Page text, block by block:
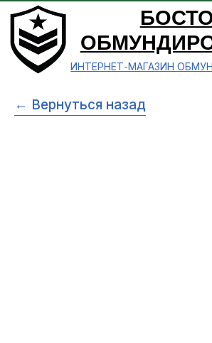
БОСТОН
ОБМУНДИРОВАНИЕ
ИНТЕРНЕТ-МАГАЗИН ОБМУНДИРОВАНИЯ
← Вернуться назад